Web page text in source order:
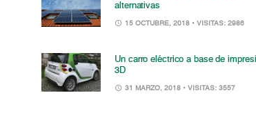
alternativas
15 OCTUBRE, 2018 • VISITAS: 2986
Un carro eléctrico a base de
3D
31 MARZO, 2018 • VISITAS: 3557